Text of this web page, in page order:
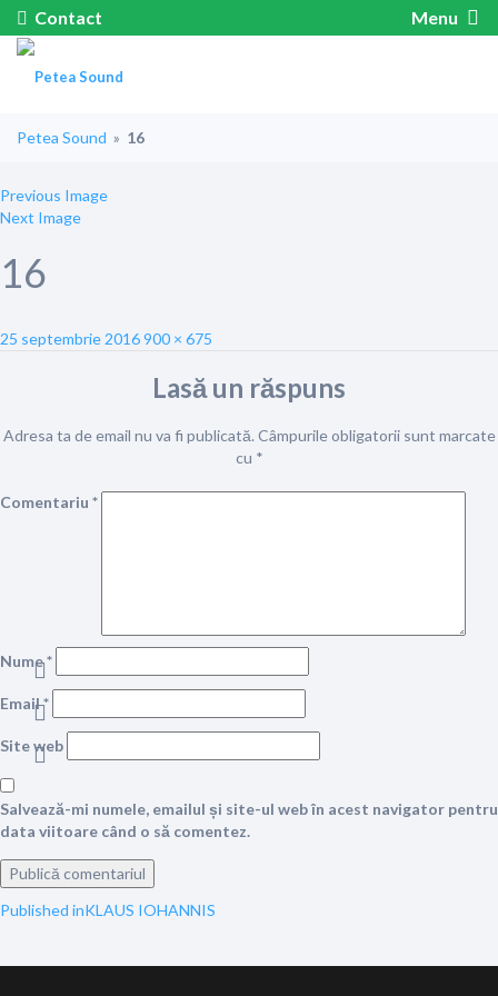
Contact Menu
Petea Sound » 16
Previous Image
Next Image
16
Posted
25 septembrie 2016Full
900 × 675
Lasă un răspuns
Adresa ta de email nu va fi publicată. Câmpurile obligatorii sunt marcate
cu *
Comentariu *
Nume*
Email*
Site web
Salvează-mi numele, emailul și site-ul web în acest navigator pentru
data viitoare când o să comentez.
Navigare
Published inKLAUS IOHANNIS